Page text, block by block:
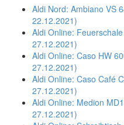
Aldi Nord: Ambiano VS
22.12.2021)
Aldi Online:
27.12.2021)
Aldi Online: Caso HW
27.12.2021)
Aldi Online: Caso Café
27.12.2021)
Aldi Online: Medion
27.12.2021)